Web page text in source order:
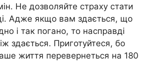
Не дозволяйте страху стати
Адже якщо вам здається, що
і так погано, то насправді
здається. Приготуйтеся, бо
життя перевернеться на 180